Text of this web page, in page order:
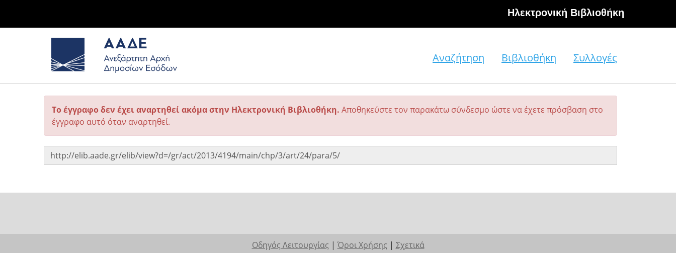
Hλεκτρονική Βιβλιοθήκη
Αναζήτηση Βιβλιοθήκη Συλλογές
Το έγγραφο δεν έχει αναρτηθεί ακόμα στην Ηλεκτρονική Βιβλιοθήκη. Αποθηκεύστε τον παρακάτω σύνδεσμο ώστε να έχετε πρόσβαση στο
έγγραφο αυτό όταν αναρτηθεί.
Οδηγός Λειτουργίας | Όροι Χρήσης | Σχετικά